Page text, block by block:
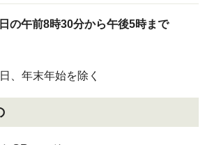
の午前8時30分から午後5時まで
、年末年始を除く